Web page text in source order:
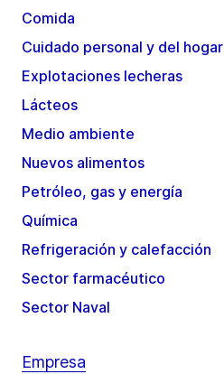
Comida
Cuidado personal y del hogar
Explotaciones lecheras
Lácteos
Medio ambiente
Nuevos alimentos
Petróleo, gas y energía
Química
Refrigeración y calefacción
Sector farmacéutico
Sector Naval
Empresa